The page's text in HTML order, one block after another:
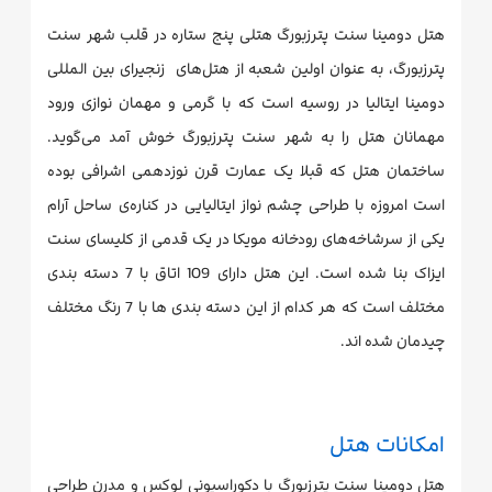
هتل دومینا سنت پترزبورگ هتلی پنج ستاره در قلب شهر سنت
پترزبورگ، به عنوان اولین شعبه از هتل‌های زنجیرای بین المللی
دومینا ایتالیا در روسیه است که با گرمی و مهمان نوازی ورود
مهمانان هتل را به شهر سنت پترزبورگ خوش آمد می‌گوید.
ساختمان هتل که قبلا یک عمارت قرن نوزدهمی اشرافی بوده
است امروزه با طراحی چشم نواز ایتالیایی در کناره‌ی ساحل آرام
یکی از سرشاخه‌های رودخانه مویکا در یک قدمی از کلیسای سنت
ایزاک بنا شده است. این هتل دارای 109 اتاق با 7 دسته بندی
مختلف است که هر کدام از این دسته بندی ها با 7 رنگ مختلف
چیدمان شده اند.
امکانات هتل
هتل دومینا سنت پترزبورگ با دکوراسیونی لوکس و مدرن طراحی